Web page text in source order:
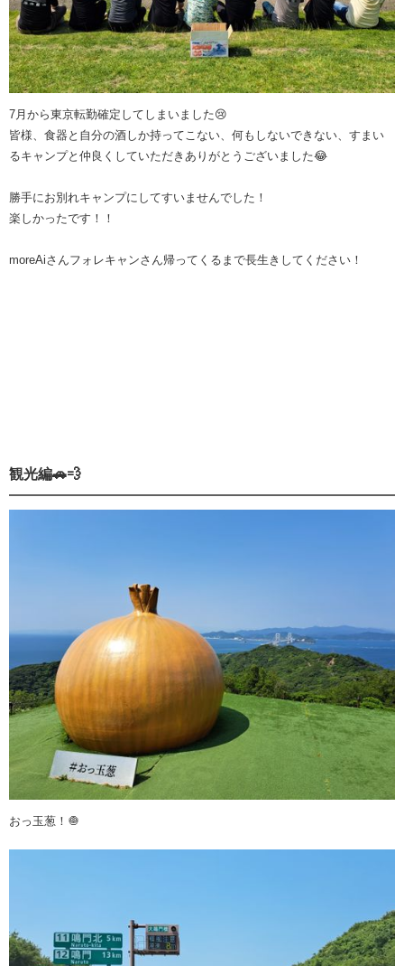
7月から東京転勤確定してしまいました😢
皆様、食器と自分の酒しか持ってこない、何もしないできない、すまい
るキャンプと仲良くしていただきありがとうございました😂
勝手にお別れキャンプにしてすいませんでした！
楽しかったです！！
moreAiさんフォレキャンさん帰ってくるまで長生きしてください！
観光編🚗💨
おっ玉葱！🧅